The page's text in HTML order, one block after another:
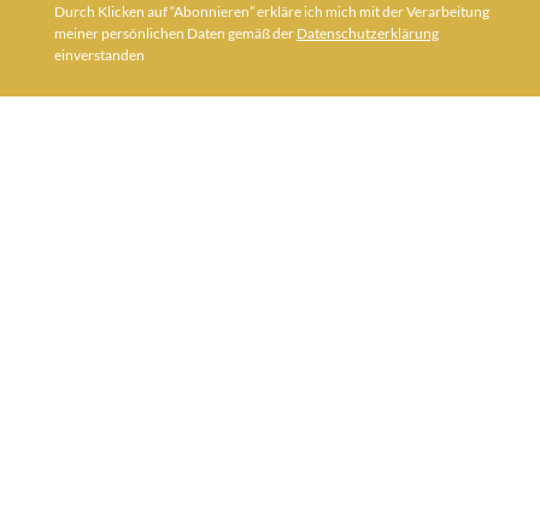
Durch Klicken auf “Abonnieren” erkläre ich mich mit der Verarbeitung
meiner persönlichen Daten gemäß der Datenschutzerklärung
einverstanden